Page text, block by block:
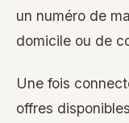
un numéro de
domicile ou de
Une fois
offres